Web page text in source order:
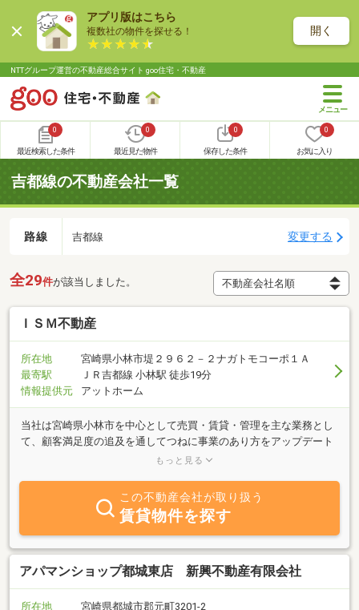
アプリ版はこちら
複数社の物件を探せる！ 開く
NTTグループ運営の不動産総合サイト goo住宅・不動産
0
最近検索した条件
0
最近見た物件
0
保存した条件
0
お気に入り
吉都線の不動産会社一覧
路線 吉都線 変更する
全29件が該当しました。
ＩＳＭ不動産
所在地
宮崎県小林市堤２９６２－２ナガトモコーポ１Ａ
最寄駅
ＪＲ吉都線 小林駅 徒歩19分
情報提供元
アットホーム
当社は宮崎県小林市を中心として売買・賃貸・管理を主な業務とし
て、顧客満足度の追及を通してつねに事業のあり方をアップデート
させながら、新たなビジネスの潮流を生み出していきたいと願って
ながらみなさまの声に耳を傾け、可能な限りご要望に沿った物件を
ご紹介できるよう努めています。「ちょっと欲張りかな？」と思う
ようなリクエストでも、お気軽にお申し付けください。わたしたち
は、全力でお力になります。
もっと見る
この不動産会社が取り扱う
賃貸物件を探す
アパマンショップ都城東店 新興不動産有限会社
所在地
宮崎県都城市郡元町3201-2